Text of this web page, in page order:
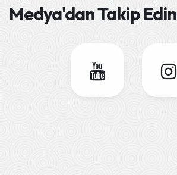
Semra Dursun Ateş - Gökçe Ateş
Sümeyra Tatlısöz - Yüsra
Seher&Fatih Gören - Barış
Medya'dan Takip Edin